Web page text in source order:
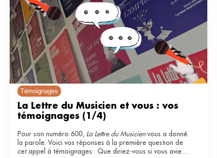
Témoignages
La Lettre du Musicien et vous : vos
témoignages (1/4)
Pour son numéro 600, La Lettre du Musicienvous a donné
la parole. Voici vos réponses à la première question de
cet appel à témoignages : Que diriez-vous si vous aviez